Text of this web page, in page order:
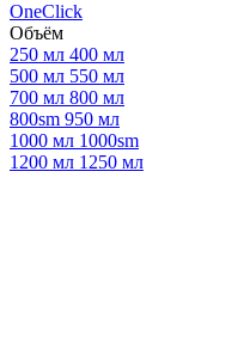
OneClick
Объём
250 мл 400 мл
500 мл 550 мл
700 мл 800 мл
800sm 950 мл
1000 мл 1000sm
1200 мл 1250 мл